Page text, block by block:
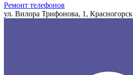
Ремонт телефонов
ул. Вилора Трифонова, 1, Красногорск